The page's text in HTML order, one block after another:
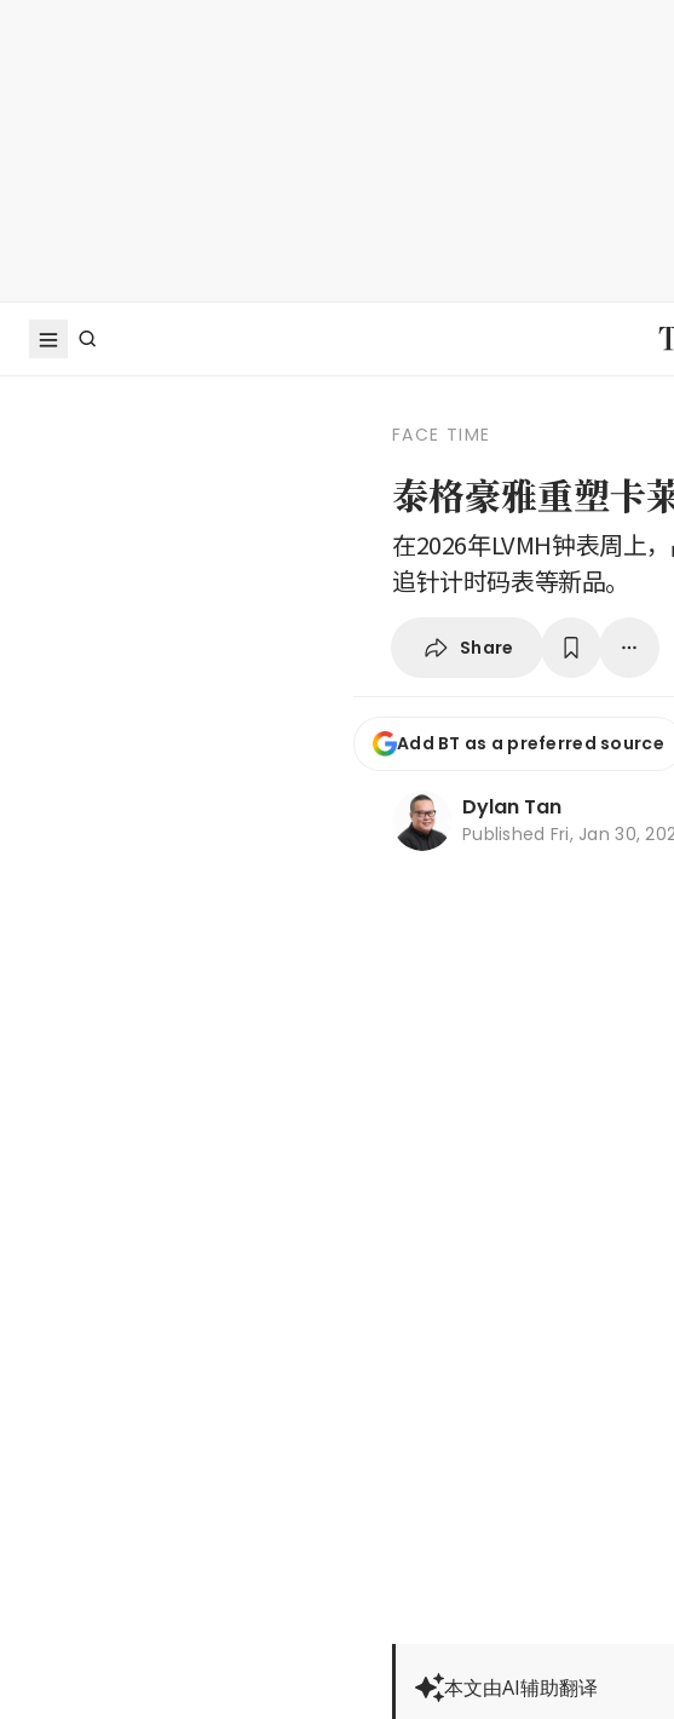
FACE TIME
泰格豪雅重塑卡
在2026年LVMH钟表周上
追针计时码表等新品。
Share
Add BT as a preferred source
Dylan Tan
Published Fri, Jan 30,
本文由AI辅助翻译